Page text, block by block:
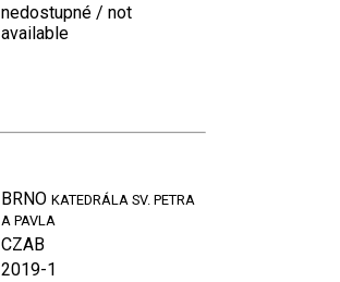
nedostupné / not
available
BRNO KATEDRÁLA SV. PETRA
A PAVLA
CZAB
2019-1